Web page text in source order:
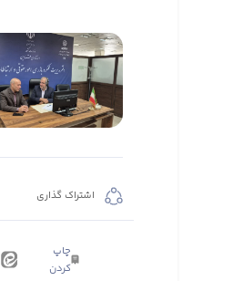
اشتراک گذاری
چاپ
کردن